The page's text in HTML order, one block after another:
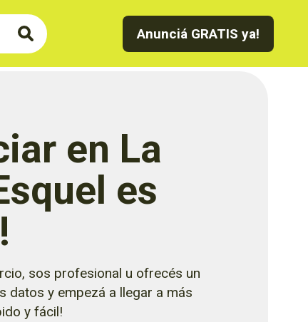
Anunciá GRATIS ya!
en La
es
sos profesional u ofrecés un
datos y empezá a llegar a más
y fácil!